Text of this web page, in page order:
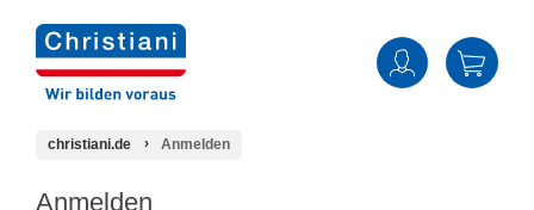
christiani.de Anmelden
Anmelden